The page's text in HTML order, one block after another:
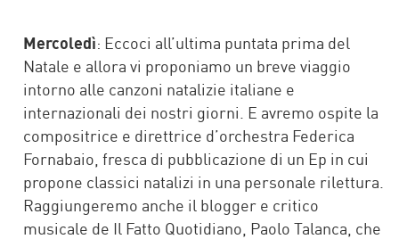
Mercoledì: Eccoci all’ultima puntata prima del
Natale e allora vi proponiamo un breve viaggio
intorno alle canzoni natalizie italiane e
internazionali dei nostri giorni. E avremo ospite la
compositrice e direttrice d’orchestra Federica
Fornabaio, fresca di pubblicazione di un Ep in cui
propone classici natalizi in una personale rilettura.
Raggiungeremo anche il blogger e critico
musicale de Il Fatto Quotidiano, Paolo Talanca, che